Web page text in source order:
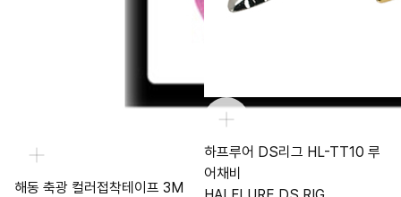
해동 축광 컬러접착테이프 3M
하프루어 DS리그 HL-TT10 루
어채비